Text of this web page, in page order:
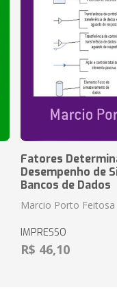
Fatores
Desempenho de
Bancos de Dados
Marcio Porto Feitosa
IMPRESSO
R$ 46,10